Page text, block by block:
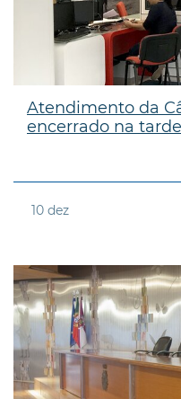
Atendimento da
encerrado na
10 dez